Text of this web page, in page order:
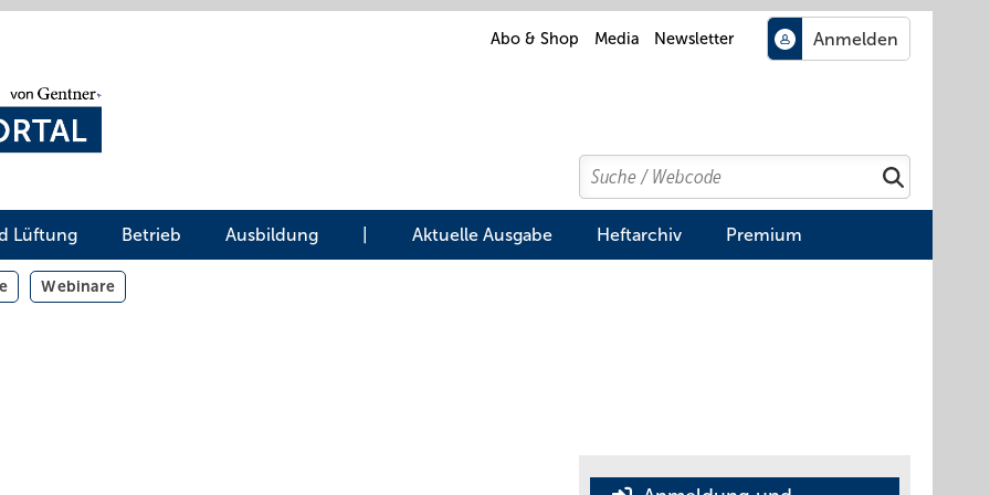
Abo & Shop Media Newsletter
Search
Suchen
Lüftung Betrieb Ausbildung Aktuelle Ausgabe Heftarchiv Premium
Webinare